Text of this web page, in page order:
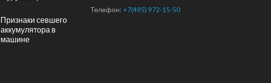
Признаки севшего
аккумулятора в
машине
Телефон: +7(495) 972-15-50